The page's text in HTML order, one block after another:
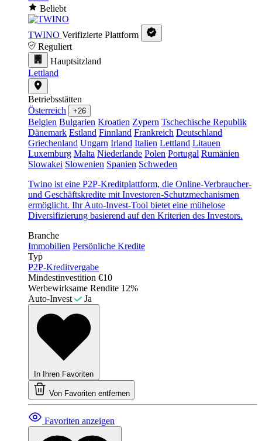
Beliebt
TWINO Verifizierte Plattform
Reguliert
Hauptsitzland
Lettland
Betriebsstätten
Österreich
+26
Belgien Bulgarien Kroatien Zypern Tschechische Republik
Dänemark Estland Finnland Frankreich Deutschland
Griechenland Ungarn Irland Italien Lettland Litauen
Luxemburg Malta Niederlande Polen Portugal Rumänien
Slowakei Slowenien Spanien Schweden
Twino ist eine P2P-Kreditplattform, die Online-Verbraucher-
und Geschäftskredite mit Investoren-Schutzmechanismen
ermöglicht. Ihr Auto-Invest-Tool bietet eine mühelose
Diversifizierung basierend auf den Kriterien des Investors.
Branche
Immobilien Persönliche Kredite
Typ
P2P-Kreditvergabe
Mindestinvestition €10
Werbewirksame Rendite 12%
Auto-Invest
Ja
In Ihren Favoriten
Von Favoriten entfernen
Favoriten anzeigen